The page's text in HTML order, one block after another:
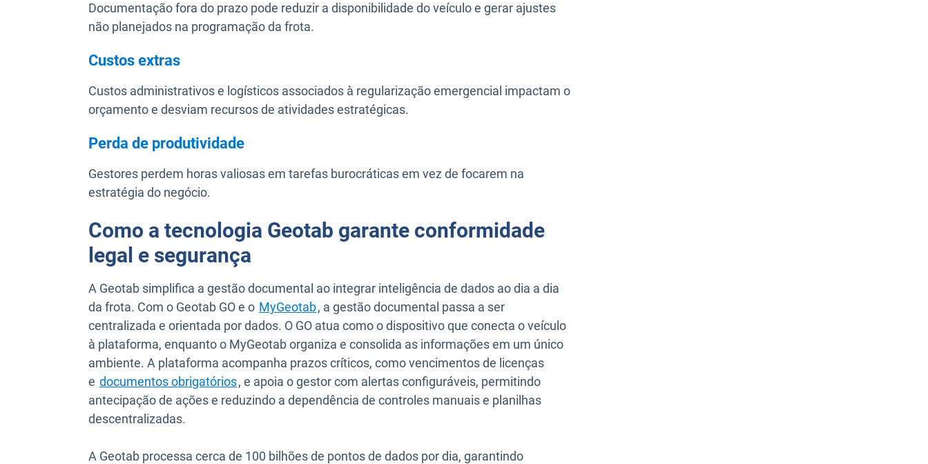
Documentação fora do prazo pode reduzir a disponibilidade do veículo e gerar ajustes
não planejados na programação da frota.
Custos extras
Custos administrativos e logísticos associados à regularização emergencial impactam o
orçamento e desviam recursos de atividades estratégicas.
Perda de produtividade
Gestores perdem horas valiosas em tarefas burocráticas em vez de focarem na
estratégia do negócio.
Como a tecnologia Geotab garante conformidade
legal e segurança
A Geotab simplifica a gestão documental ao integrar inteligência de dados ao dia a dia
da frota. Com o Geotab GO e o MyGeotab, a gestão documental passa a ser
centralizada e orientada por dados. O GO atua como o dispositivo que conecta o veículo
à plataforma, enquanto o MyGeotab organiza e consolida as informações em um único
ambiente. A plataforma acompanha prazos críticos, como vencimentos de licenças
e documentos obrigatórios, e apoia o gestor com alertas configuráveis, permitindo
antecipação de ações e reduzindo a dependência de controles manuais e planilhas
descentralizadas.
A Geotab processa cerca de 100 bilhões de pontos de dados por dia, garantindo